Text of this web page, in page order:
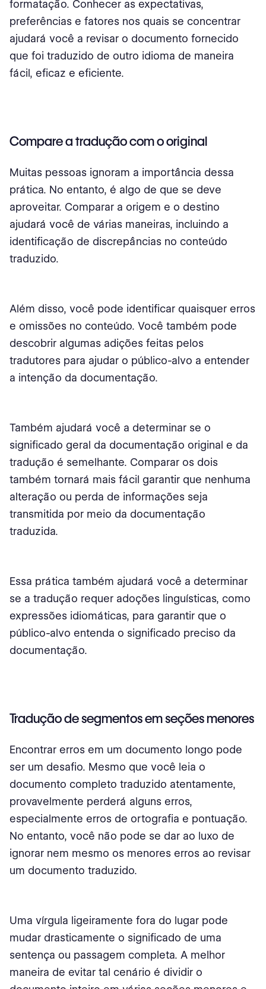
formatação. Conhecer as expectativas,
preferências e fatores nos quais se concentrar
ajudará você a revisar o documento fornecido
que foi traduzido de outro idioma de maneira
fácil, eficaz e eficiente.
Compare a tradução com o original
Muitas pessoas ignoram a importância dessa
prática. No entanto, é algo de que se deve
aproveitar. Comparar a origem e o destino
ajudará você de várias maneiras, incluindo a
identificação de discrepâncias no conteúdo
traduzido.
Além disso, você pode identificar quaisquer erros
e omissões no conteúdo. Você também pode
descobrir algumas adições feitas pelos
tradutores para ajudar o público-alvo a entender
a intenção da documentação.
Também ajudará você a determinar se o
significado geral da documentação original e da
tradução é semelhante. Comparar os dois
também tornará mais fácil garantir que nenhuma
alteração ou perda de informações seja
transmitida por meio da documentação
traduzida.
Essa prática também ajudará você a determinar
se a tradução requer adoções linguísticas, como
expressões idiomáticas, para garantir que o
público-alvo entenda o significado preciso da
documentação.
Tradução de segmentos em seções menores
Encontrar erros em um documento longo pode
ser um desafio. Mesmo que você leia o
documento completo traduzido atentamente,
provavelmente perderá alguns erros,
especialmente erros de ortografia e pontuação.
No entanto, você não pode se dar ao luxo de
ignorar nem mesmo os menores erros ao revisar
um documento traduzido.
Uma vírgula ligeiramente fora do lugar pode
mudar drasticamente o significado de uma
sentença ou passagem completa. A melhor
maneira de evitar tal cenário é dividir o